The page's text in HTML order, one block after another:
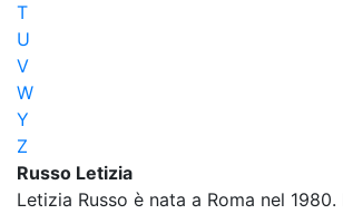
T
U
V
W
Y
Z
Russo Letizia
Letizia Russo è nata a Roma nel